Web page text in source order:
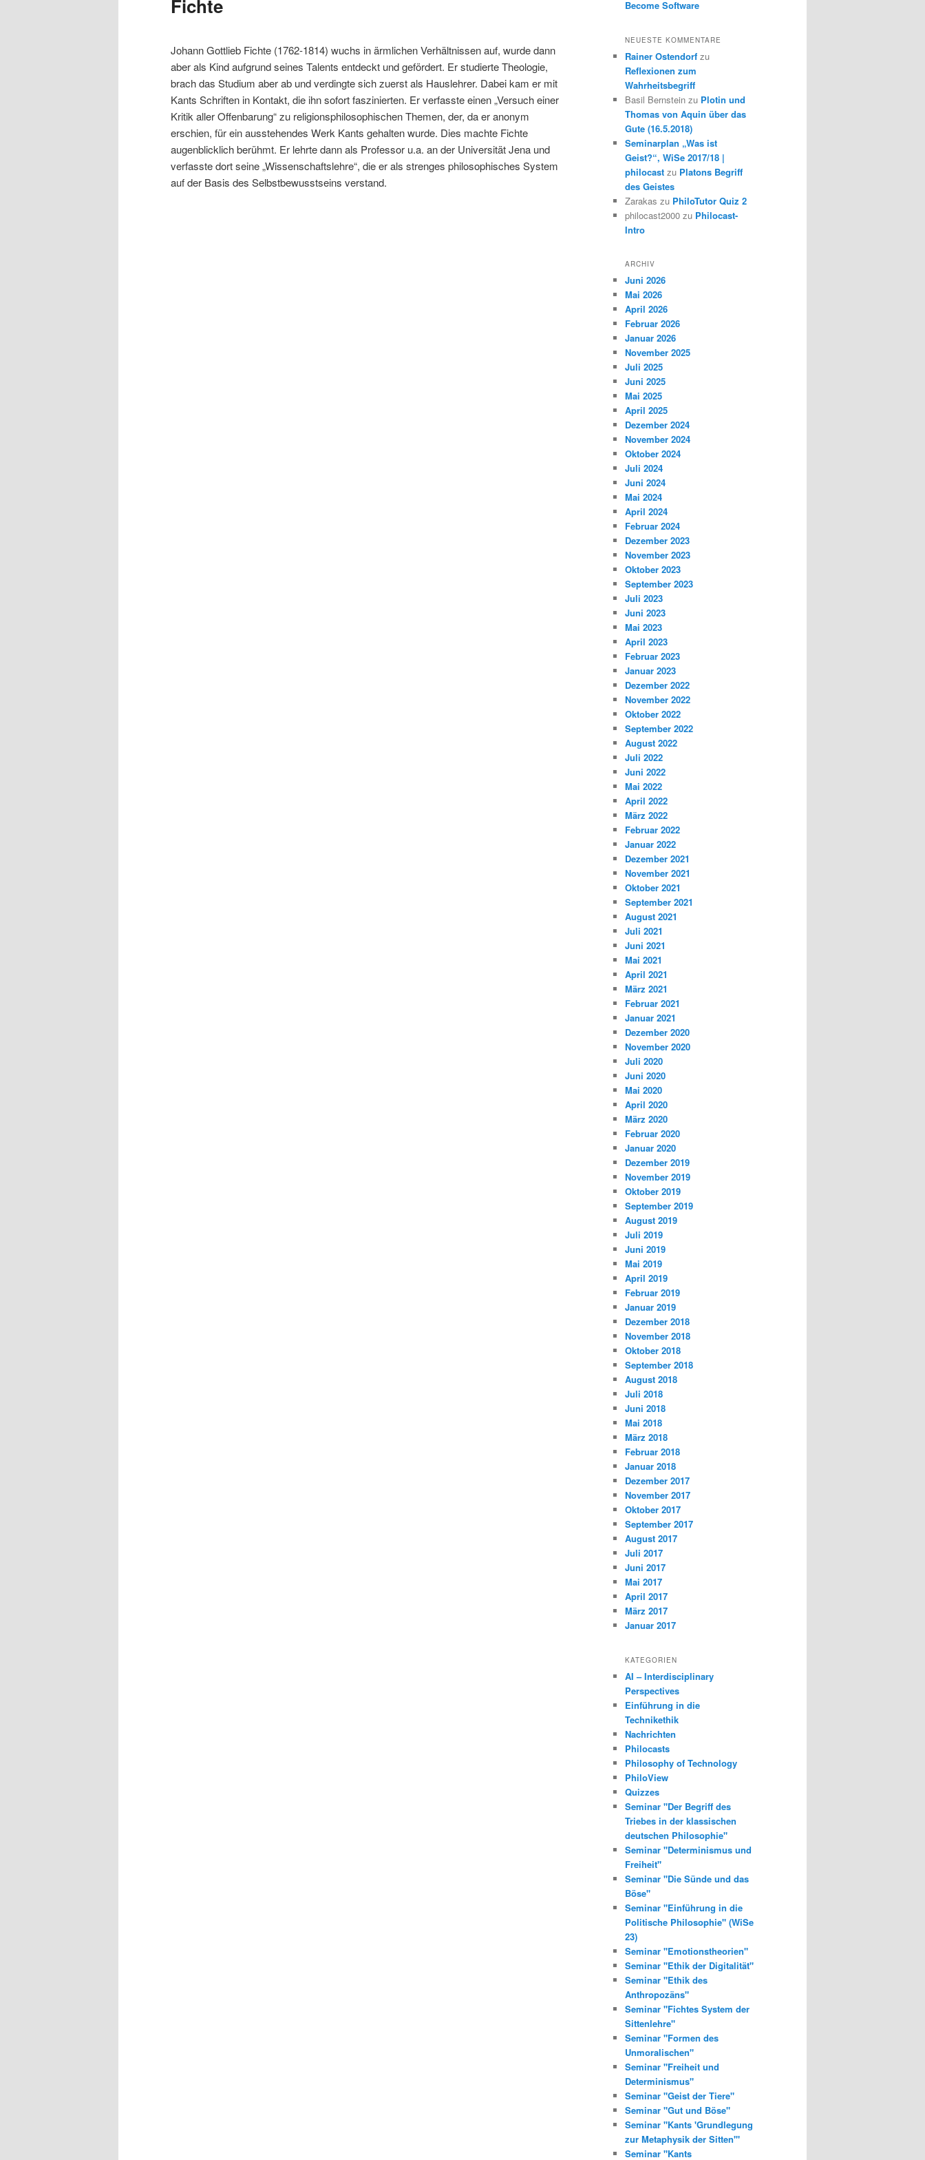
Fichte
Johann Gottlieb Fichte (1762-1814) wuchs in ärmlichen Verhältnissen auf, wurde dann
aber als Kind aufgrund seines Talents entdeckt und gefördert. Er studierte Theologie,
brach das Studium aber ab und verdingte sich zuerst als Hauslehrer. Dabei kam er mit
Kants Schriften in Kontakt, die ihn sofort faszinierten. Er verfasste einen „Versuch einer
Kritik aller Offenbarung“ zu religionsphilosophischen Themen, der, da er anonym
erschien, für ein ausstehendes Werk Kants gehalten wurde. Dies machte Fichte
augenblicklich berühmt. Er lehrte dann als Professor u.a. an der Universität Jena und
verfasste dort seine „Wissenschaftslehre“, die er als strenges philosophisches System
auf der Basis des Selbstbewusstseins verstand.
Become Software
NEUESTE KOMMENTARE
Rainer Ostendorf zu
Reflexionen zum
Wahrheitsbegriff
Basil Bernstein zu Plotin und
Thomas von Aquin über das
Gute (16.5.2018)
Seminarplan „Was ist
Geist?“, WiSe 2017/18 |
philocast zu Platons Begriff
des Geistes
Zarakas zu PhiloTutor Quiz 2
philocast2000 zu Philocast-
Intro
ARCHIV
Juni 2026
Mai 2026
April 2026
Februar 2026
Januar 2026
November 2025
Juli 2025
Juni 2025
Mai 2025
April 2025
Dezember 2024
November 2024
Oktober 2024
Juli 2024
Juni 2024
Mai 2024
April 2024
Februar 2024
Dezember 2023
November 2023
Oktober 2023
September 2023
Juli 2023
Juni 2023
Mai 2023
April 2023
Februar 2023
Januar 2023
Dezember 2022
November 2022
Oktober 2022
September 2022
August 2022
Juli 2022
Juni 2022
Mai 2022
April 2022
März 2022
Februar 2022
Januar 2022
Dezember 2021
November 2021
Oktober 2021
September 2021
August 2021
Juli 2021
Juni 2021
Mai 2021
April 2021
März 2021
Februar 2021
Januar 2021
Dezember 2020
November 2020
Juli 2020
Juni 2020
Mai 2020
April 2020
März 2020
Februar 2020
Januar 2020
Dezember 2019
November 2019
Oktober 2019
September 2019
August 2019
Juli 2019
Juni 2019
Mai 2019
April 2019
Februar 2019
Januar 2019
Dezember 2018
November 2018
Oktober 2018
September 2018
August 2018
Juli 2018
Juni 2018
Mai 2018
März 2018
Februar 2018
Januar 2018
Dezember 2017
November 2017
Oktober 2017
September 2017
August 2017
Juli 2017
Juni 2017
Mai 2017
April 2017
März 2017
Januar 2017
KATEGORIEN
AI – Interdisciplinary
Perspectives
Einführung in die
Technikethik
Nachrichten
Philocasts
Philosophy of Technology
PhiloView
Quizzes
Seminar "Der Begriff des
Triebes in der klassischen
deutschen Philosophie"
Seminar "Determinismus und
Freiheit"
Seminar "Die Sünde und das
Böse"
Seminar "Einführung in die
Politische Philosophie" (WiSe
23)
Seminar "Emotionstheorien"
Seminar "Ethik der Digitalität"
Seminar "Ethik des
Anthropozäns"
Seminar "Fichtes System der
Sittenlehre"
Seminar "Formen des
Unmoralischen"
Seminar "Freiheit und
Determinismus"
Seminar "Geist der Tiere"
Seminar "Gut und Böse"
Seminar "Kants 'Grundlegung
zur Metaphysik der Sitten'"
Seminar "Kants